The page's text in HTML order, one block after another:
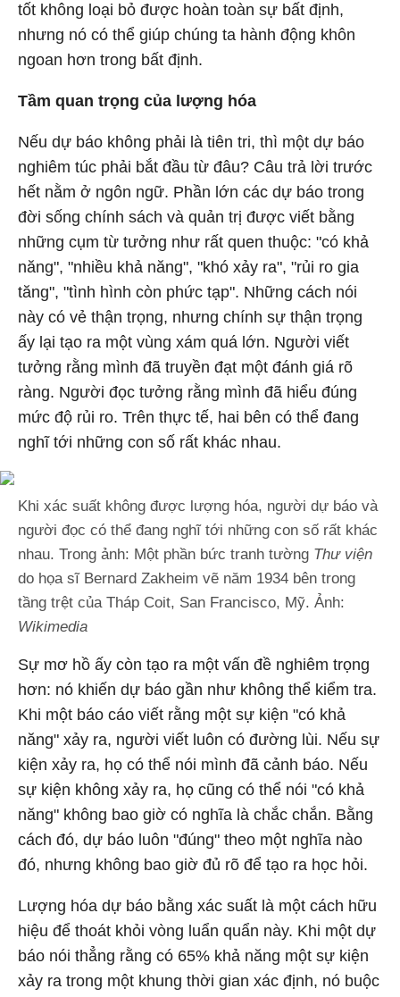
tốt không loại bỏ được hoàn toàn sự bất định,
nhưng nó có thể giúp chúng ta hành động khôn
ngoan hơn trong bất định.
Tầm quan trọng của lượng hóa
Nếu dự báo không phải là tiên tri, thì một dự báo
nghiêm túc phải bắt đầu từ đâu? Câu trả lời trước
hết nằm ở ngôn ngữ. Phần lớn các dự báo trong
đời sống chính sách và quản trị được viết bằng
những cụm từ tưởng như rất quen thuộc: "có khả
năng", "nhiều khả năng", "khó xảy ra", "rủi ro gia
tăng", "tình hình còn phức tạp". Những cách nói
này có vẻ thận trọng, nhưng chính sự thận trọng
ấy lại tạo ra một vùng xám quá lớn. Người viết
tưởng rằng mình đã truyền đạt một đánh giá rõ
ràng. Người đọc tưởng rằng mình đã hiểu đúng
mức độ rủi ro. Trên thực tế, hai bên có thể đang
nghĩ tới những con số rất khác nhau.
Khi xác suất không được lượng hóa, người dự báo và
người đọc có thể đang nghĩ tới những con số rất khác
nhau. Trong ảnh: Một phần bức tranh tường Thư viện
do họa sĩ Bernard Zakheim vẽ năm 1934 bên trong
tầng trệt của Tháp Coit, San Francisco, Mỹ. Ảnh:
Wikimedia
Sự mơ hồ ấy còn tạo ra một vấn đề nghiêm trọng
hơn: nó khiến dự báo gần như không thể kiểm tra.
Khi một báo cáo viết rằng một sự kiện "có khả
năng" xảy ra, người viết luôn có đường lùi. Nếu sự
kiện xảy ra, họ có thể nói mình đã cảnh báo. Nếu
sự kiện không xảy ra, họ cũng có thể nói "có khả
năng" không bao giờ có nghĩa là chắc chắn. Bằng
cách đó, dự báo luôn "đúng" theo một nghĩa nào
đó, nhưng không bao giờ đủ rõ để tạo ra học hỏi.
Lượng hóa dự báo bằng xác suất là một cách hữu
hiệu để thoát khỏi vòng luẩn quẩn này. Khi một dự
báo nói thẳng rằng có 65% khả năng một sự kiện
xảy ra trong một khung thời gian xác định, nó buộc